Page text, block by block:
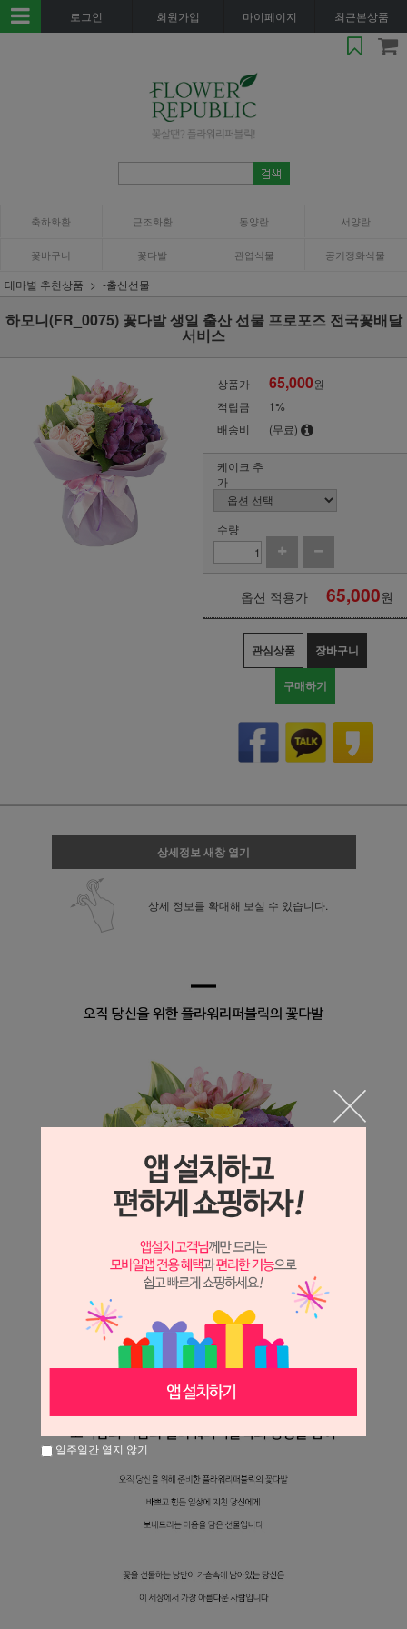
로그인 회원가입 마이페이지 최근본상품
축하화환 근조화환 동양란 서양란
꽃바구니 꽃다발 관엽식물 공기정화식물
테마별 추천상품 -출산선물
하모니(FR_0075) 꽃다발 생일 출산 선물 프로포즈 전국꽃배달
서비스
상품가 65,000원
적립금
1%
배송비
(무료)
케이크 추
가
수량
옵션 적용가 65,000원
관심상품 장바구니
구매하기
상세정보 새창 열기
상세 정보를 확대해 보실 수 있습니다.
일주일간 열지 않기